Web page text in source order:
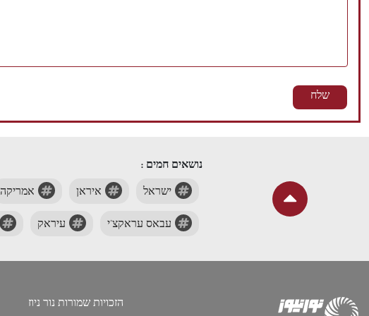
נושאים חמים :
ישראל איראן אמריקה
עבאס עראקצ'י עיראק
הזכויות שמורות נור ניוז